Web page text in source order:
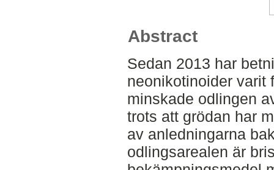
Abstract
Sedan 2013 har
neonikotinoider varit
minskade odlingen
trots att grödan har
av anledningarna
odlingsarealen är